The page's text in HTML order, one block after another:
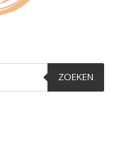
ZOEKEN